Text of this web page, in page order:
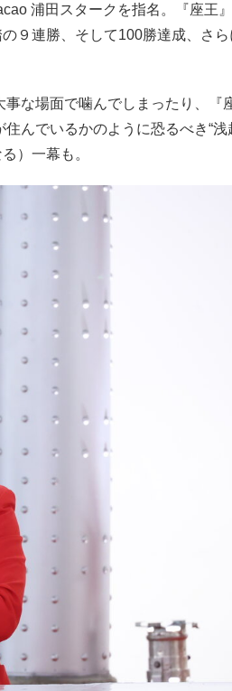
浦田スタークを指名。『座王
９連勝、そして100勝達成、さ
な場面で噛んでしまったり、『
んでいるかのように恐るべき“浅
）一幕も。